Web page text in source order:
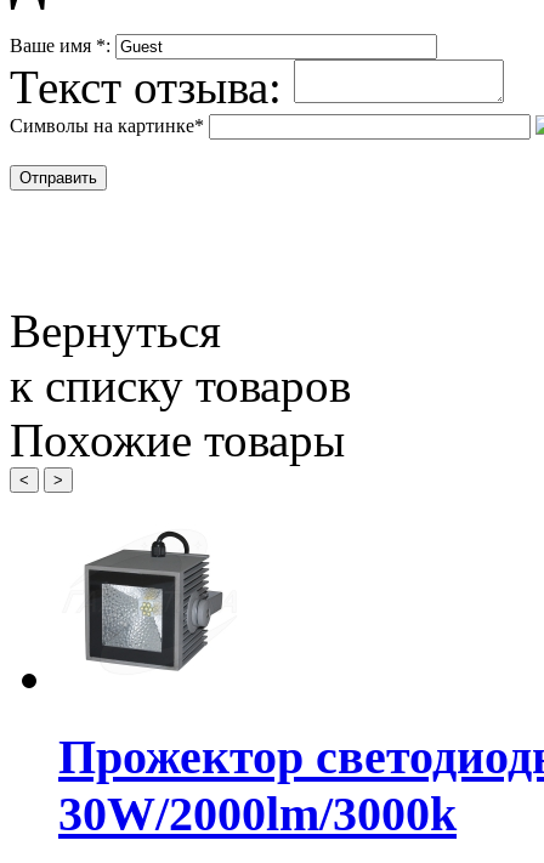
Ваше имя *:
Текст отзыва:
Символы на картинке*
Вернуться
к списку товаров
Похожие товары
< >
Прожектор
30W/2000lm/3000k